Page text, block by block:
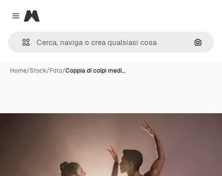
Close menu
Magnific
Cerca
Home/Stock/Foto/Coppia di colpi medi…